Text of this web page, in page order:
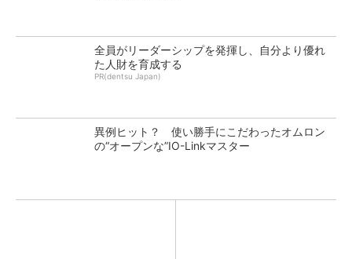
全員がリーダーシップを発揮し、自分より優れ
た人財を育成する
PR(dentsu Japan)
異例ヒット？ 使い勝手にこだわったオムロン
の“オープンな”IO-Linkマスター